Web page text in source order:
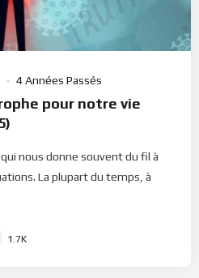
4 Années Passés
pour notre vie
nous donne souvent du fil à
La plupart du temps, à
1.7K